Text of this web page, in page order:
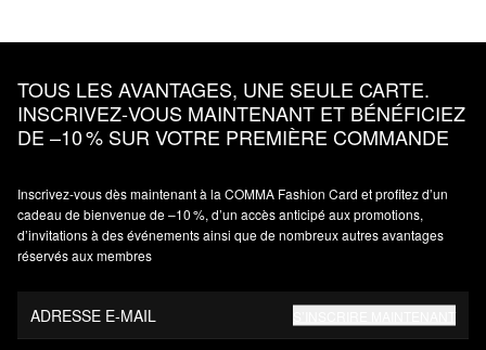
TOUS LES AVANTAGES, UNE SEULE CARTE.
INSCRIVEZ‑VOUS MAINTENANT ET BÉNÉFICIEZ
DE –10 % SUR VOTRE PREMIÈRE COMMANDE
Inscrivez‑vous dès maintenant à la COMMA Fashion Card et profitez d’un
cadeau de bienvenue de –10 %, d’un accès anticipé aux promotions,
d’invitations à des événements ainsi que de nombreux autres avantages
réservés aux membres
ADRESSE E-MAIL